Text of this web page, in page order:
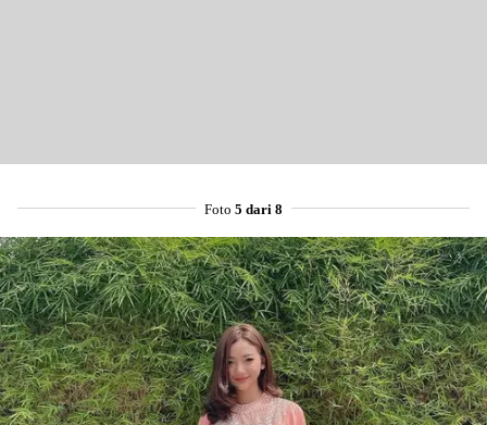
Foto 5 dari 8